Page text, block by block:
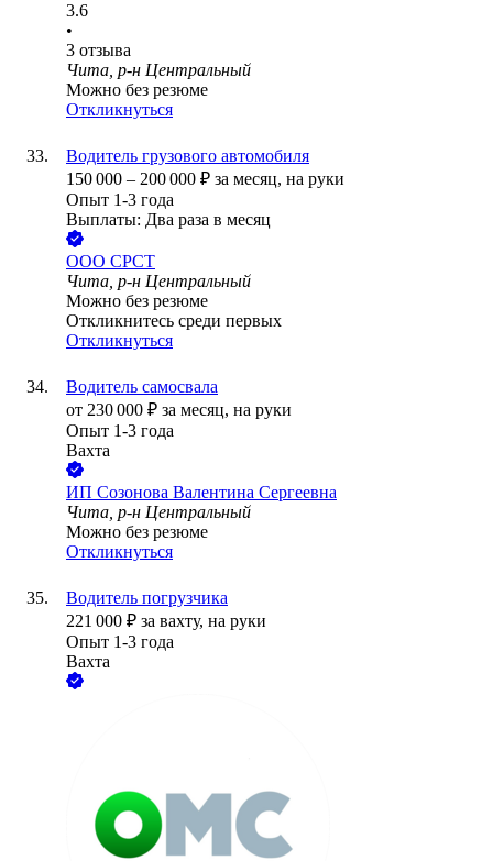
3.6
•
3 отзыва
Чита, р-н Центральный
Можно без резюме
Откликнуться
Водитель грузового автомобиля
150 000 – 200 000 ₽ за месяц, на руки
Опыт 1-3 года
Выплаты: Два раза в месяц
ООО СРСТ
Чита, р-н Центральный
Можно без резюме
Откликнитесь среди первых
Откликнуться
Водитель самосвала
от 230 000 ₽ за месяц, на руки
Опыт 1-3 года
Вахта
ИП Созонова Валентина Сергеевна
Чита, р-н Центральный
Можно без резюме
Откликнуться
Водитель погрузчика
221 000 ₽ за вахту, на руки
Опыт 1-3 года
Вахта